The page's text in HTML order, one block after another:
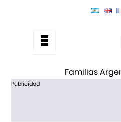
Familias
Publicidad